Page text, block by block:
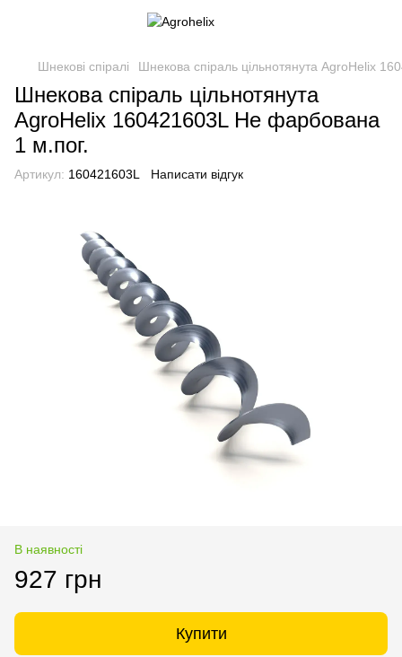
Шнекові спіралі Шнекова спіраль цільнотянута AgroHelix
Шнекова спіраль цільнотянута
AgroHelix 160421603L Не фарбована
1 м.пог.
Артикул: 160421603L Написати відгук
В наявності
927 грн
Купити